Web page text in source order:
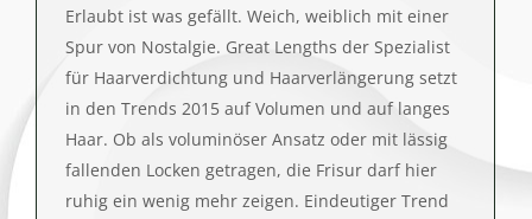
Erlaubt ist was gefällt. Weich, weiblich mit einer
Spur von Nostalgie. Great Lengths der Spezialist
für Haarverdichtung und Haarverlängerung setzt
in den Trends 2015 auf Volumen und auf langes
Haar. Ob als voluminöser Ansatz oder mit lässig
fallenden Locken getragen, die Frisur darf hier
ruhig ein wenig mehr zeigen. Eindeutiger Trend